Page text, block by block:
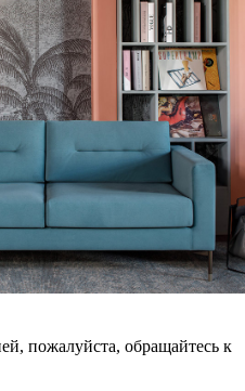
пожалуйста, обращайтесь к